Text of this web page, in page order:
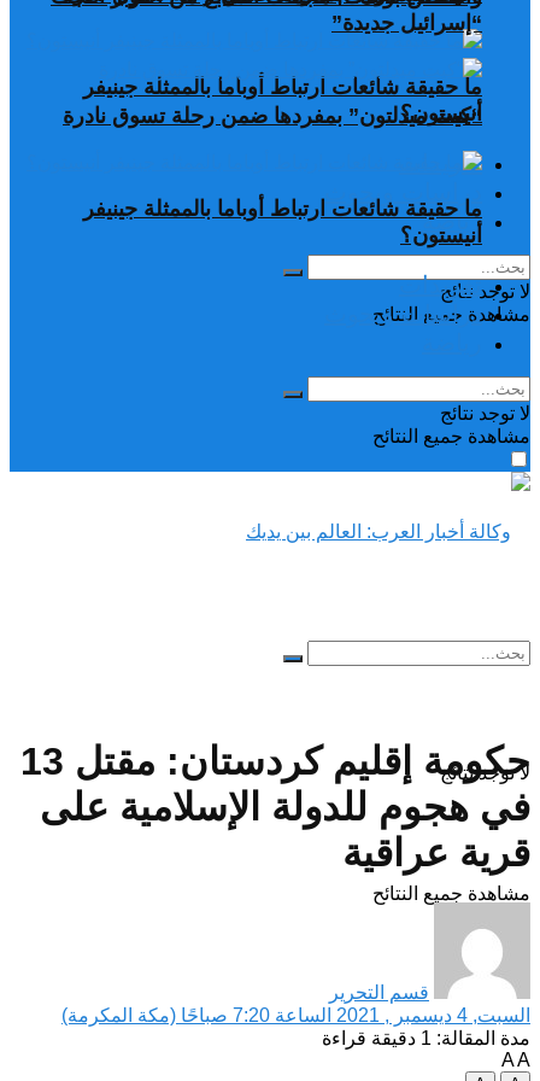
ما حقيقة شائعات ارتباط أوباما بالممثلة جينيفر
أنيستون؟
تغريدات
دراسات وبحوث
رياضة
لا توجد نتائج
مشاهدة جميع النتائح
“إسرائيل جديدة”
“كيت ميدلتون” بمفردها ضمن رحلة تسوق نادرة
ما حقيقة شائعات ارتباط أوباما بالممثلة جينيفر
أنيستون؟
تغريدات
دراسات وبحوث
لا توجد نتائج
مشاهدة جميع النتائح
لا توجد نتائج
مشاهدة جميع النتائح
حكومة إقليم كردستان: مقتل 13
في هجوم للدولة الإسلامية على
قرية عراقية
قسم التحرير
السبت, 4 ديسمبر , 2021 الساعة 7:20 صباحًا (مكة المكرمة)
مدة المقالة: 1 دقيقة قراءة
AA